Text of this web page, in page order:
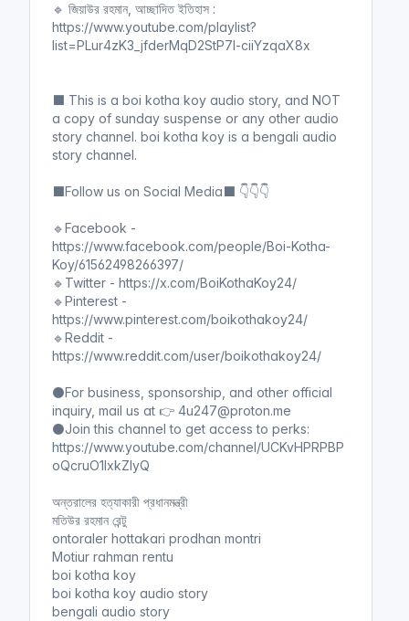
🔹 জিয়াউর রহমান, আচ্ছাদিত ইতিহাস :
https://www.youtube.com/playlist?
list=PLur4zK3_jfderMqD2StP7I-ciiYzqaX8x
⬛ This is a boi kotha koy audio story, and NOT
a copy of sunday suspense or any other audio
story channel. boi kotha koy is a bengali audio
story channel.
⬛Follow us on Social Media⬛ 👇👇👇
🔹Facebook -
https://www.facebook.com/people/Boi-Kotha-
Koy/61562498266397/
🔹Twitter - https://x.com/BoiKothaKoy24/
🔹Pinterest -
https://www.pinterest.com/boikothakoy24/
🔹Reddit -
https://www.reddit.com/user/boikothakoy24/
⚫For business, sponsorship, and other official
inquiry, mail us at 👉 4u247@proton.me
⚫Join this channel to get access to perks:
https://www.youtube.com/channel/UCKvHPRPBP
oQcruO1lxkZIyQ
অন্তরালের হত্যাকারী প্রধানমন্ত্রী
মতিউর রহমান রেন্টু
ontoraler hottakari prodhan montri
Motiur rahman rentu
boi kotha koy
boi kotha koy audio story
bengali audio story